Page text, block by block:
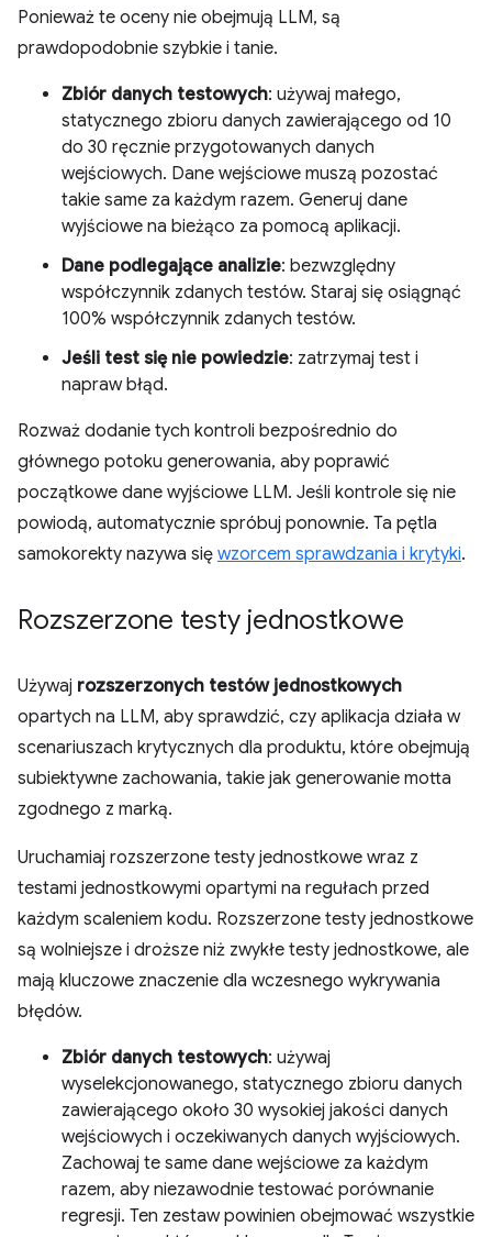
Ponieważ te oceny nie obejmują LLM, są
prawdopodobnie szybkie i tanie.
Zbiór danych testowych: używaj małego,
statycznego zbioru danych zawierającego od 10
do 30 ręcznie przygotowanych danych
wejściowych. Dane wejściowe muszą pozostać
takie same za każdym razem. Generuj dane
wyjściowe na bieżąco za pomocą aplikacji.
Dane podlegające analizie: bezwzględny
współczynnik zdanych testów. Staraj się osiągnąć
100% współczynnik zdanych testów.
Jeśli test się nie powiedzie: zatrzymaj test i
napraw błąd.
Rozważ dodanie tych kontroli bezpośrednio do
głównego potoku generowania, aby poprawić
początkowe dane wyjściowe LLM. Jeśli kontrole się nie
powiodą, automatycznie spróbuj ponownie. Ta pętla
samokorekty nazywa się wzorcem sprawdzania i krytyki.
Rozszerzone testy jednostkowe
Używaj rozszerzonych testów jednostkowych
opartych na LLM, aby sprawdzić, czy aplikacja działa w
scenariuszach krytycznych dla produktu, które obejmują
subiektywne zachowania, takie jak generowanie motta
zgodnego z marką.
Uruchamiaj rozszerzone testy jednostkowe wraz z
testami jednostkowymi opartymi na regułach przed
każdym scaleniem kodu. Rozszerzone testy jednostkowe
są wolniejsze i droższe niż zwykłe testy jednostkowe, ale
mają kluczowe znaczenie dla wczesnego wykrywania
błędów.
Zbiór danych testowych: używaj
wyselekcjonowanego, statycznego zbioru danych
zawierającego około 30 wysokiej jakości danych
wejściowych i oczekiwanych danych wyjściowych.
Zachowaj te same dane wejściowe za każdym
razem, aby niezawodnie testować porównanie
regresji. Ten zestaw powinien obejmować wszystkie